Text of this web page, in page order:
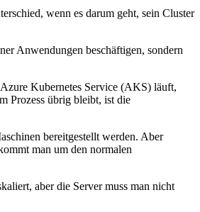
wenn es darum geht, sein Cluster
Anwendungen beschäftigen, sondern
Kubernetes Service (AKS) läuft,
Prozess übrig bleibt, ist die
bereitgestellt werden. Aber
man um den normalen
aber die Server muss man nicht